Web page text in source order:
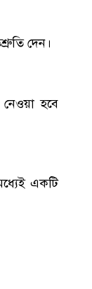
দেন।
হবে
একটি